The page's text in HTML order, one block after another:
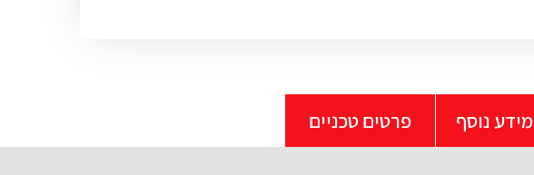
מידע נוסף פרטים טכניים